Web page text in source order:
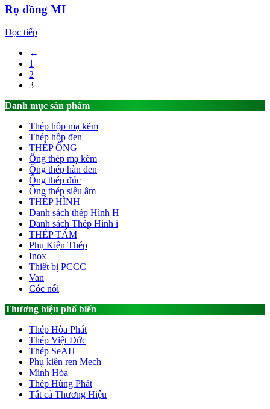
Rọ đồng MI
Đọc tiếp
←
1
2
3
Danh mục sản phẩm
Thép hộp mạ kẽm
Thép hộp đen
THÉP ỐNG
Ống thép mạ kẽm
Ống thép hàn đen
Ống thép đúc
Ống thép siêu âm
THÉP HÌNH
Danh sách thép Hình H
Danh sách Thép Hình i
THÉP TẤM
Phụ Kiện Thép
Inox
Thiết bị PCCC
Van
Cóc nối
Thương hiệu phổ biến
Thép Hòa Phát
Thép Việt Đức
Thép SeAH
Phụ kiên ren Mech
Minh Hòa
Thép Hùng Phát
Tất cả Thương Hiệu